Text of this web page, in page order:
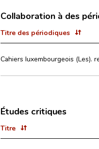
Collaboration à des
Titre des périodiques
Cahiers luxembourgeois (Les).
Études critiques
Titre